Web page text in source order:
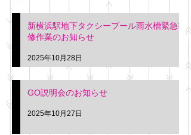
新横浜駅地下タクシープール雨水槽緊急補
修作業のお知らせ
2025年10月28日
GO説明会のお知らせ
2025年10月27日